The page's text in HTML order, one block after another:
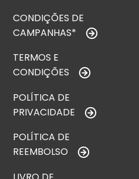
CONDIÇÕES DE
CAMPANHAS*
TERMOS E
CONDIÇÕES
POLÍTICA DE
PRIVACIDADE
POLÍTICA DE
REEMBOLSO